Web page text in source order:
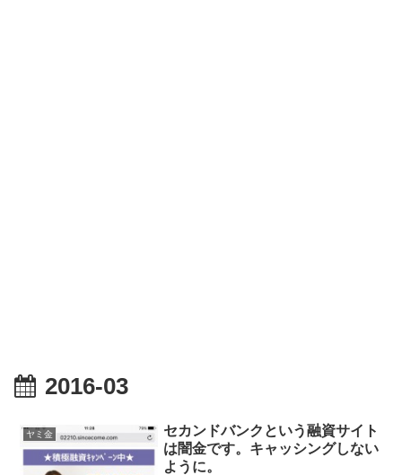
2016-03
ヤミ金
セカンドバンクという融資サイト
は闇金です。キャッシングしない
ように。